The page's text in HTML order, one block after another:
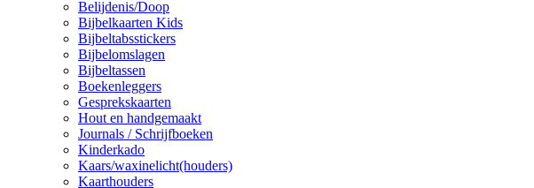
Belijdenis/Doop
Bijbelkaarten Kids
Bijbeltabsstickers
Bijbelomslagen
Bijbeltassen
Boekenleggers
Gesprekskaarten
Hout en handgemaakt
Journals / Schrijfboeken
Kinderkado
Kaars/waxinelicht(houders)
Kaarthouders